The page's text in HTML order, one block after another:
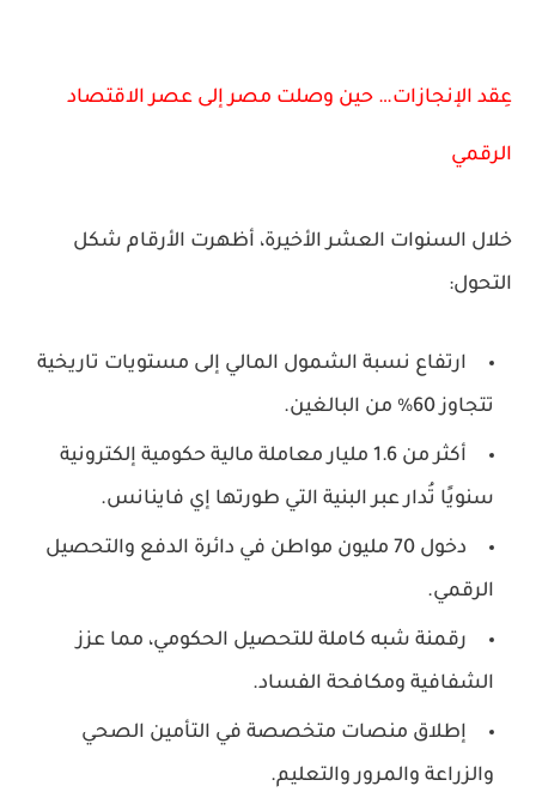
عِقد الإنجازات… حين وصلت مصر إلى عصر الاقتصاد
الرقمي
خلال السنوات العشر الأخيرة، أظهرت الأرقام شكل
التحول:
ارتفاع نسبة الشمول المالي إلى مستويات تاريخية
تتجاوز 60% من البالغين.
أكثر من 1.6 مليار
معاملة مالية حكومية إلكترونية
سنويًا تُدار عبر البنية التي طورتها إي فاينانس.
دخول 70 مليون مواطن
في دائرة الدفع والتحصيل
الرقمي.
رقمنة شبه كاملة للتحصيل الحكومي، مما عزز
الشفافية ومكافحة الفساد.
إطلاق منصات متخصصة في التأمين الصحي
والزراعة والمرور والتعليم.